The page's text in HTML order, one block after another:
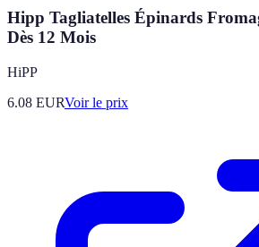
Hipp Tagliatelles Épinards
Dès 12 Mois
HiPP
6.08 EURVoir le prix